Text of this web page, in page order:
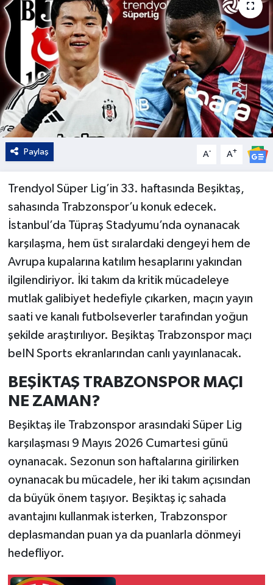
Paylaş A- A+
Trendyol Süper Lig’in 33. haftasında Beşiktaş,
sahasında Trabzonspor’u konuk edecek.
İstanbul’da Tüpraş Stadyumu’nda oynanacak
karşılaşma, hem üst sıralardaki dengeyi hem de
Avrupa kupalarına katılım hesaplarını yakından
ilgilendiriyor. İki takım da kritik mücadeleye
mutlak galibiyet hedefiyle çıkarken, maçın yayın
saati ve kanalı futbolseverler tarafından yoğun
şekilde araştırılıyor. Beşiktaş Trabzonspor maçı
beIN Sports ekranlarından canlı yayınlanacak.
BEŞİKTAŞ TRABZONSPOR MAÇI
NE ZAMAN?
Beşiktaş ile Trabzonspor arasındaki Süper Lig
karşılaşması 9 Mayıs 2026 Cumartesi günü
oynanacak. Sezonun son haftalarına girilirken
oynanacak bu mücadele, her iki takım açısından
da büyük önem taşıyor. Beşiktaş iç sahada
avantajını kullanmak isterken, Trabzonspor
deplasmandan puan ya da puanlarla dönmeyi
hedefliyor.